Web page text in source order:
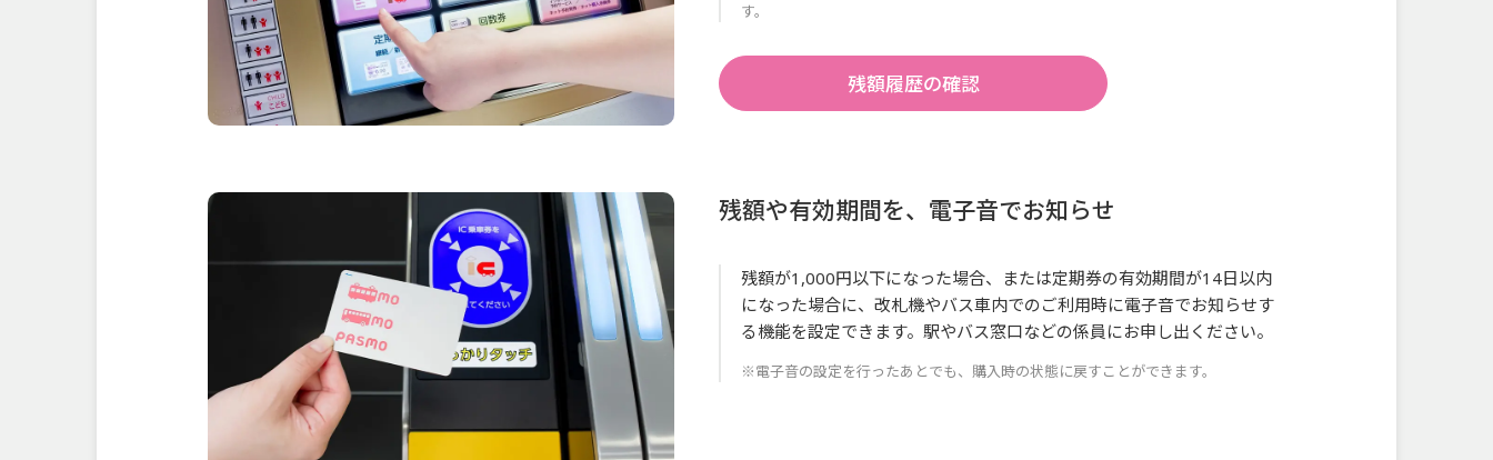
す。
残額履歴の確認
残額や有効期間を、電子音でお知らせ
残額が1,000円以下になった場合、または定期券の有効期間が14日以内
になった場合に、改札機やバス車内でのご利用時に電子音でお知らせす
る機能を設定できます。駅やバス窓口などの係員にお申し出ください。
※電子音の設定を行ったあとでも、購入時の状態に戻すことができます。